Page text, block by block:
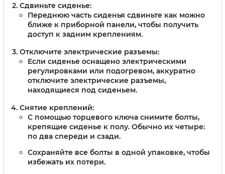
Сдвиньте сиденье:
Переднюю часть сиденья сдвиньте как можно
ближе к приборной панели, чтобы получить
доступ к задним креплениям.
Отключите электрические разъемы:
Если сиденье оснащено электрическими
регулировками или подогревом, аккуратно
отключите электрические разъемы,
находящиеся под сиденьем.
Снятие креплений:
С помощью торцевого ключа снимите болты,
крепящие сиденье к полу. Обычно их четыре:
по два спереди и сзади.
Сохраняйте все болты в одной упаковке, чтобы
избежать их потери.